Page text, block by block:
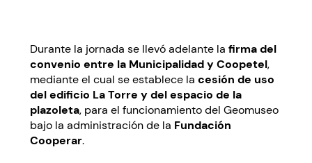
Durante la jornada se llevó adelante la firma del
convenio entre la Municipalidad y Coopetel,
mediante el cual se establece la cesión de uso
del edificio La Torre y del espacio de la
plazoleta, para el funcionamiento del Geomuseo
bajo la administración de la Fundación
Cooperar.